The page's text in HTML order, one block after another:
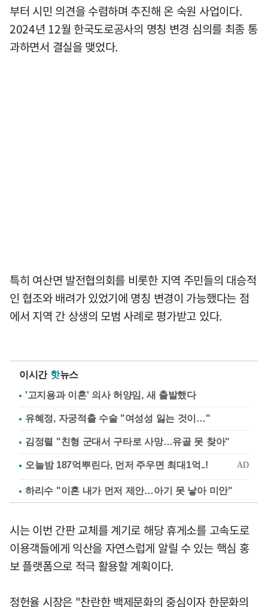
부터 시민 의견을 수렴하며 추진해 온 숙원 사업이다.
2024년 12월 한국도로공사의 명칭 변경 심의를 최종 통
과하면서 결실을 맺었다.
특히 여산면 발전협의회를 비롯한 지역 주민들의 대승적
인 협조와 배려가 있었기에 명칭 변경이 가능했다는 점
에서 지역 간 상생의 모범 사례로 평가받고 있다.
이시간 핫뉴스
'고지용과 이혼' 의사 허양임, 새 출발했다
유혜정, 자궁적출 수술 "여성성 잃는 것이…"
김정렬 "친형 군대서 구타로 사망…유골 못 찾아"
하리수 "이혼 내가 먼저 제안…아기 못 낳아 미안"
시는 이번 간판 교체를 계기로 해당 휴게소를 고속도로
이용객들에게 익산을 자연스럽게 알릴 수 있는 핵심 홍
보 플랫폼으로 적극 활용할 계획이다.
정헌율 시장은 "찬란한 백제문화의 중심이자 한문화의